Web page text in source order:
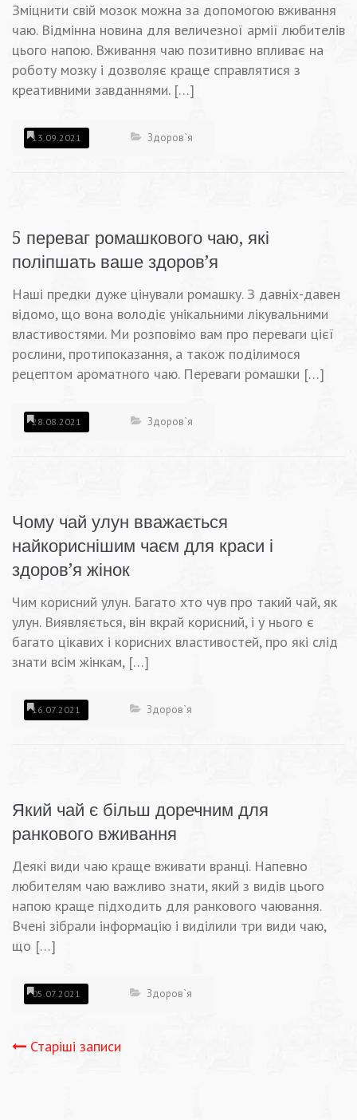
Зміцнити свій мозок можна за допомогою вживання
чаю. Відмінна новина для величезної армії любителів
цього напою. Вживання чаю позитивно впливає на
роботу мозку і дозволяє краще справлятися з
креативними завданнями. […]
13.09.2021 Здоров`я
5 переваг ромашкового чаю, які
поліпшать ваше здоров’я
Наші предки дуже цінували ромашку. З давніх-давен
відомо, що вона володіє унікальними лікувальними
властивостями. Ми розповімо вам про переваги цієї
рослини, протипоказання, а також поділимося
рецептом ароматного чаю. Переваги ромашки […]
28.08.2021 Здоров`я
Чому чай улун вважається
найкориснішим чаєм для краси і
здоров’я жінок
Чим корисний улун. Багато хто чув про такий чай, як
улун. Виявляється, він вкрай корисний, і у нього є
багато цікавих і корисних властивостей, про які слід
знати всім жінкам, […]
16.07.2021 Здоров`я
Який чай є більш доречним для
ранкового вживання
Деякі види чаю краще вживати вранці. Напевно
любителям чаю важливо знати, який з видів цього
напою краще підходить для ранкового чаювання.
Вчені зібрали інформацію і виділили три види чаю,
що […]
05.07.2021 Здоров`я
Навігація
Старіші записи